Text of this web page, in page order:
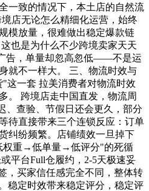
一致的情况下，本土店的自然流
店无论怎么精细化运营，始终
模放量，很难做出稳定爆款链
也是为什么不少跨境卖家天天
告，单量却忽高忽低——不是运
就不一样大。 三、物流时效与
这一套 拉美消费者对物流时效
。 跨境店走中国直发，物流周
、查验、节假日还会更久，部分
待直接带来三个连锁反应：订单
纠纷频繁。店铺绩效一旦掉下
权重→低单量→低评分"的死循
平台Full仓履约，2-5天极速妥
，买家信任感完全不同，整体转
稳定时效带来稳定评分，稳定评